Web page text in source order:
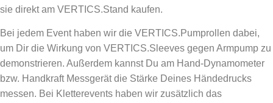
sie direkt am VERTICS.Stand kaufen.
Bei jedem Event haben wir die VERTICS.Pumprollen dabei,
um Dir die Wirkung von VERTICS.Sleeves gegen Armpump zu
demonstrieren. Außerdem kannst Du am Hand-Dynamometer
bzw. Handkraft Messgerät die Stärke Deines Händedrucks
messen. Bei Kletterevents haben wir zusätzlich das